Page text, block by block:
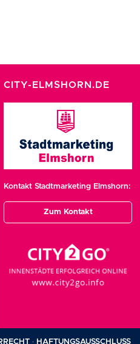
CITY-ELMSHORN.DE
Kontakt Stadtmarketing Elmshorn:
Zum Kontakt
· HAFTUNGSAUSSCHLUSS